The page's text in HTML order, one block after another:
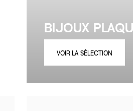
BIJOUX
VOIR LA SÉLECTION